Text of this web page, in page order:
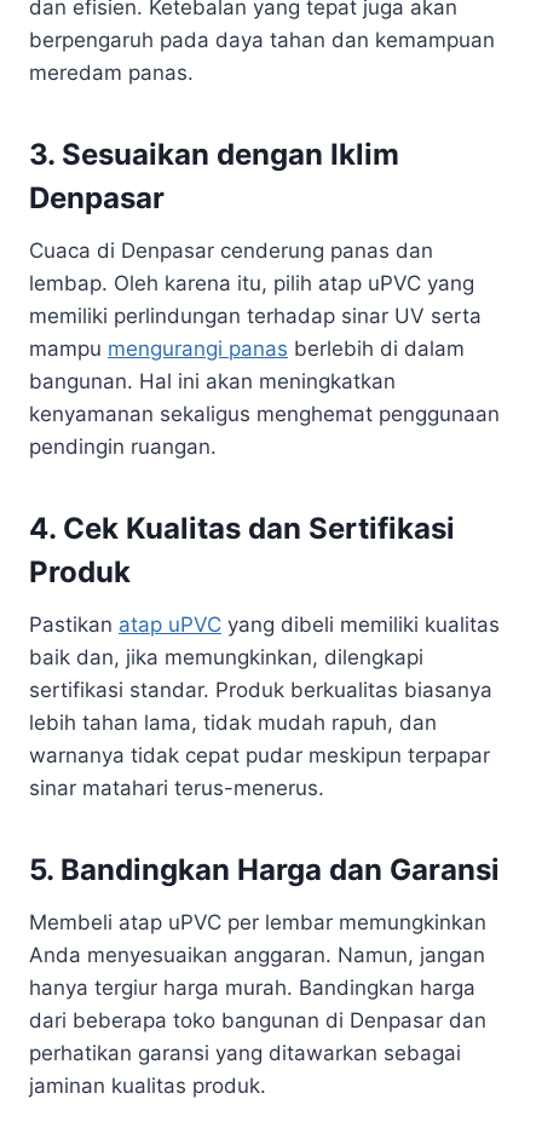
dan efisien. Ketebalan yang tepat juga akan
berpengaruh pada daya tahan dan kemampuan
meredam panas.
3. Sesuaikan dengan Iklim
Denpasar
Cuaca di Denpasar cenderung panas dan
lembap. Oleh karena itu, pilih atap uPVC yang
memiliki perlindungan terhadap sinar UV serta
mampu mengurangi panas berlebih di dalam
bangunan. Hal ini akan meningkatkan
kenyamanan sekaligus menghemat penggunaan
pendingin ruangan.
4. Cek Kualitas dan Sertifikasi
Produk
Pastikan atap uPVC yang dibeli memiliki kualitas
baik dan, jika memungkinkan, dilengkapi
sertifikasi standar. Produk berkualitas biasanya
lebih tahan lama, tidak mudah rapuh, dan
warnanya tidak cepat pudar meskipun terpapar
sinar matahari terus-menerus.
5. Bandingkan Harga dan Garansi
Membeli atap uPVC per lembar memungkinkan
Anda menyesuaikan anggaran. Namun, jangan
hanya tergiur harga murah. Bandingkan harga
dari beberapa toko bangunan di Denpasar dan
perhatikan garansi yang ditawarkan sebagai
jaminan kualitas produk.